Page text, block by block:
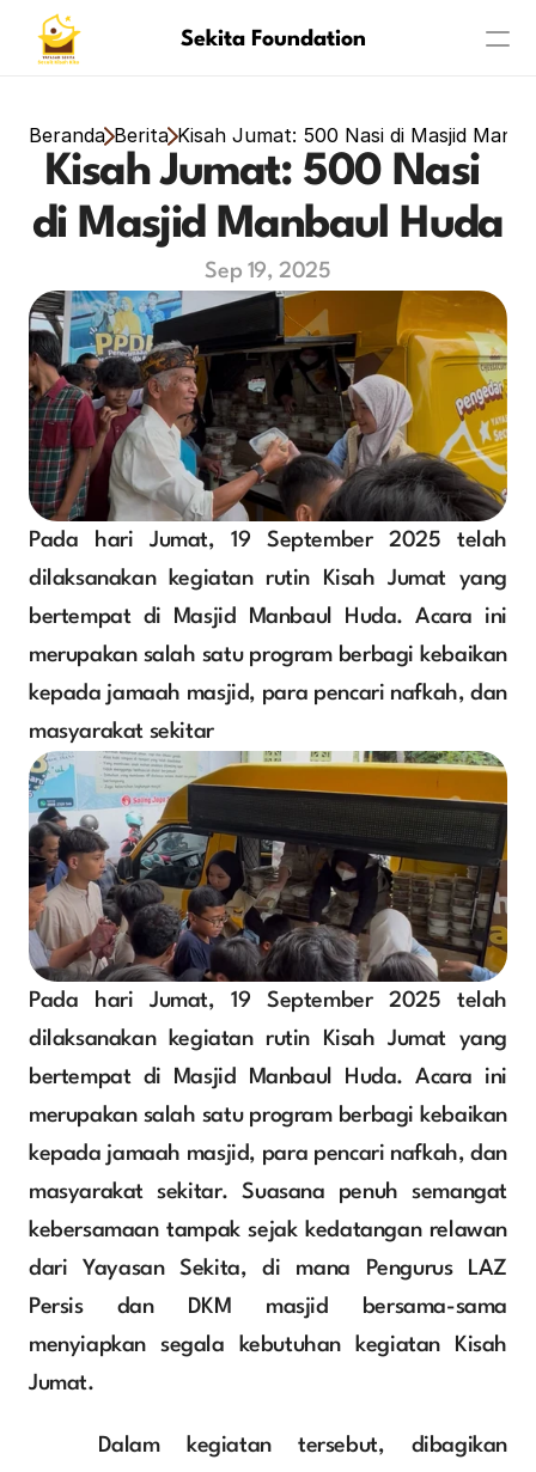
Beranda Berita Kisah Jumat: 500 Nasi di Masjid
Kisah Jumat: 500 Nasi
di Masjid Manbaul Huda
Sep 19, 2025
Pada hari Jumat, 19 September 2025 telah
dilaksanakan kegiatan rutin Kisah Jumat yang
bertempat di Masjid Manbaul Huda. Acara ini
merupakan salah satu program berbagi kebaikan
kepada jamaah masjid, para pencari nafkah, dan
masyarakat sekitar
Pada hari Jumat, 19 September 2025 telah
dilaksanakan kegiatan rutin Kisah Jumat yang
bertempat di Masjid Manbaul Huda. Acara ini
merupakan salah satu program berbagi kebaikan
kepada jamaah masjid, para pencari nafkah, dan
masyarakat sekitar. Suasana penuh semangat
kebersamaan tampak sejak kedatangan relawan
dari Yayasan Sekita, di mana Pengurus LAZ
Persis dan DKM masjid bersama-sama
menyiapkan segala kebutuhan kegiatan Kisah
Jumat.
Sekita Foundation
Program
About
Achievement